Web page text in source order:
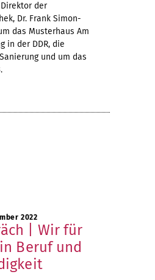
der
Dr. Frank Simon-
das Musterhaus Am
in der DDR, die
und um das
2022
| Wir für
Beruf und